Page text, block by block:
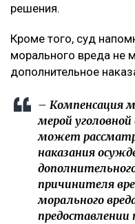
решения.
Кроме того, суд
морального вреда не
дополнительное
– Компенсация
мерой
может
наказания
причинителя
морального